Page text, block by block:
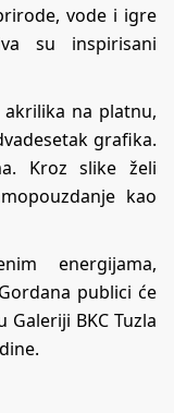
vode i igre
su inspirisani
na platnu,
grafika.
Kroz slike želi
kao
energijama,
publici će
BKC Tuzla